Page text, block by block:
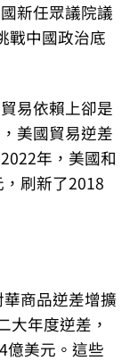
新任眾議院議
戰中國政治底
易依賴上卻是
美國貿易逆差
年，美國和
刷新了2018
商品逆差增擴
大年度逆差，
億美元。這些